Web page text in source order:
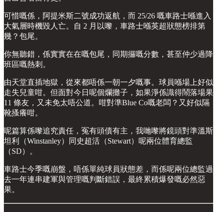
可惜嘅係，阿提米斯二號成功返航，而 25/26 嘅車路士喺進入
大氣層時機毀人亡。自 2 月以嚟，車路士喺英超狀態榜排第
幾？包尾。
你無聽錯，係實實在在嘅包尾，同期攞嘅分數，甚至仲少過降
班區嘅熱刺。
由天堂直插地獄，從來都唔係一朝一夕嘅事。球員喺場上好似
走失兒童咁。但面對今日呢個爛攤子，如果淨係識得鬧落場果
11 條友，又未免太唔公道。咁對準Blue Co嘅老闆？又好似隔
靴搔癢咁。
呢篇算係嚟追究責任，冤有頭債有主，我哋嚟將鏡頭對準溫斯
坦利（Winstanley）同史超活（Stewart）呢兩位體育總監
（SD）。
車路士今季嘅崩盤，唔係單純球員狀態差，而係呢兩位總監過
去一年連串建軍與管理嘅判斷錯誤，最終累積爆發嘅必然惡
果。